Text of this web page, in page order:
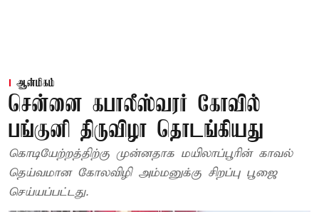
ஆன்மிகம்
சென்னை கபாலீஸ்வரர் கோவில்
பங்குனி திருவிழா தொடங்கியது
கொடியேற்றத்திற்கு முன்னதாக மயிலாப்பூரின் காவல்
தெய்வமான கோலவிழி அம்மனுக்கு சிறப்பு பூஜை
செய்யப்பட்டது.